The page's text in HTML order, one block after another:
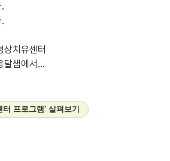
상치유센터
달샘에서...
터 프로그램' 살펴보기